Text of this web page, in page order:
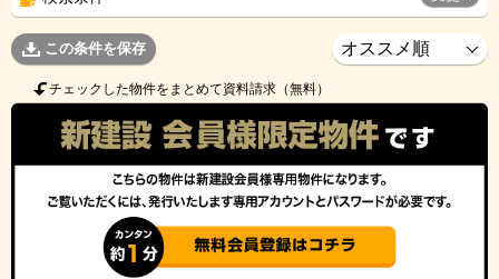
この条件を保存
チェックした物件をまとめて資料請求（無料）